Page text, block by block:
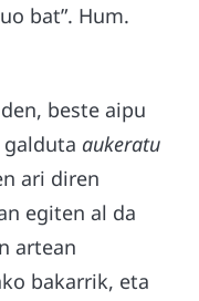
bat”. Hum.
beste aipu
galduta aukeratu
ari diren
egiten al da
artean
bakarrik, eta